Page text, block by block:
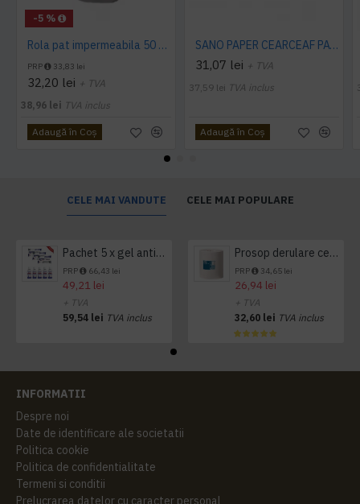
-5 %
Rola pat impermeabila 50 cm x 50 m, 12 buc./ bax AQAS
PRP 33,83 lei
32,20 lei + TVA
38,96 lei TVA inclus
Adaugă în Coş
SANO PAPER CEARCEAF PAT, 60 cm x 50 m
31,07 lei + TVA
37,59 lei TVA inclus
Adaugă în Coş
CELE MAI VANDUTE CELE MAI POPULARE
Pachet 5 x gel antibacterian 50ml si 3 x Servetele antibacteriene 48 buc Hygienium
PRP 66,43 lei
49,21 lei
+ TVA
59,54 lei TVA inclus
Prosop derulare centrala 1 pliu, 300 m Tork
PRP 34,65 lei
26,94 lei
+ TVA
32,60 lei TVA inclus
INFORMATII
Despre noi
Date de identificare ale societatii
Politica cookie
Politica de confidentialitate
Termeni si conditii
Prelucrarea datelor cu caracter personal